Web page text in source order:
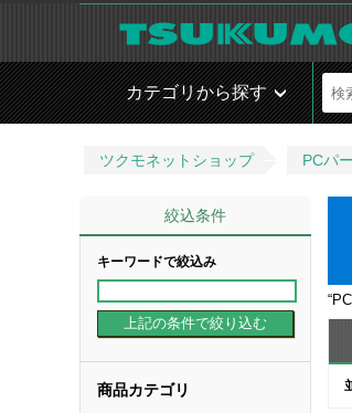
カテゴリから探す
ツクモネットショップ PCパ
絞込条件
キーワードで絞込み
商品カテゴリ
“